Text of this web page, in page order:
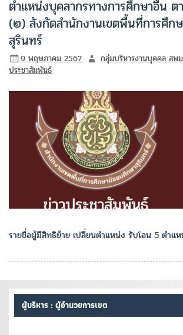
ตำแหน่งบุคลากรทางการศึกษาอื่น ต
(๒) สังกัดสำนักงานเขตพื้นที่การศึก
สุรินทร์
9 พฤษภาคม 2567 กลุ่มบริหารงานบุคคล สพ
ประชาสัมพันธ์
รายชื่อผู้มีสิทธิย้าย เปลี่ยนตำแหน่ง รับโอน 5 ตำแ
ผู้บริหาร : ผู้อำนวยการเขต